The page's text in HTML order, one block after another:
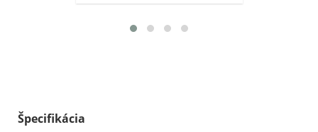
Špecifikácia